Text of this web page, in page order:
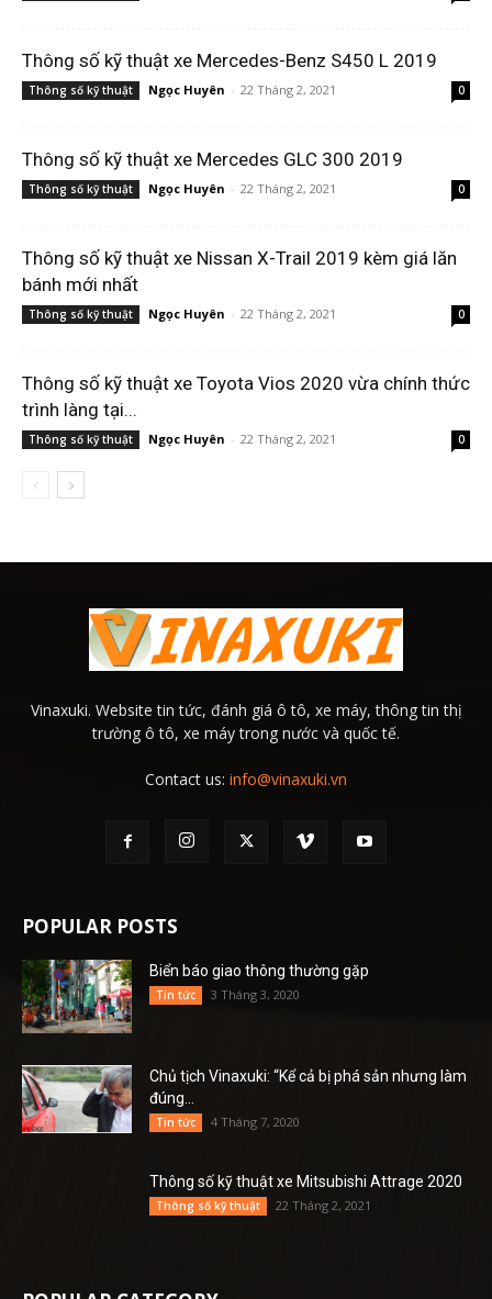
Thông số kỹ thuật xe Mercedes-Benz S450 L 2019
Thông số kỹ thuật Ngọc Huyên - 22 Tháng 2, 2021 0
Thông số kỹ thuật xe Mercedes GLC 300 2019
Thông số kỹ thuật Ngọc Huyên - 22 Tháng 2, 2021 0
Thông số kỹ thuật xe Nissan X-Trail 2019 kèm giá lăn
bánh mới nhất
Thông số kỹ thuật Ngọc Huyên - 22 Tháng 2, 2021 0
Thông số kỹ thuật xe Toyota Vios 2020 vừa chính thức
trình làng tại...
Thông số kỹ thuật Ngọc Huyên - 22 Tháng 2, 2021 0
Vinaxuki. Website tin tức, đánh giá ô tô, xe máy, thông tin thị
trường ô tô, xe máy trong nước và quốc tế.
Contact us: info@vinaxuki.vn
POPULAR POSTS
Biển báo giao thông thường gặp
Tin tức 3 Tháng 3, 2020
Chủ tịch Vinaxuki: “Kể cả bị phá sản nhưng làm
đúng...
Tin tức 4 Tháng 7, 2020
Thông số kỹ thuật xe Mitsubishi Attrage 2020
Thông số kỹ thuật 22 Tháng 2, 2021